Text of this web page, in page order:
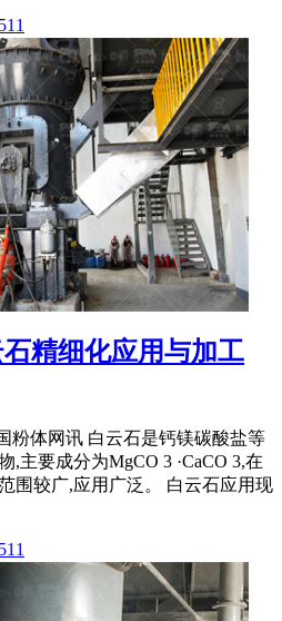
石精细化应用与加工
粉体网讯 白云石是钙镁碳酸盐等
,主要成分为MgCO 3 ·CaCO 3,在
围较广,应用广泛。 白云石应用现